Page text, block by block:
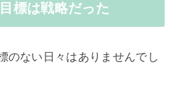
標は戦略だった
のない日々はありませんでし